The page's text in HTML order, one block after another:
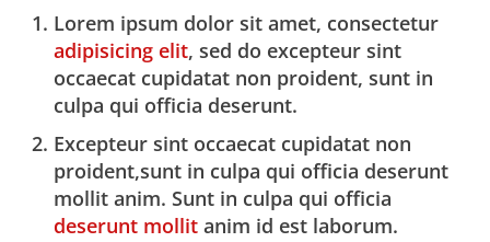
Lorem ipsum dolor sit amet, consectetur
adipisicing elit, sed do excepteur sint
occaecat cupidatat non proident, sunt in
culpa qui officia deserunt.
Excepteur sint occaecat cupidatat non
proident,sunt in culpa qui officia deserunt
mollit anim. Sunt in culpa qui officia
deserunt mollit anim id est laborum.